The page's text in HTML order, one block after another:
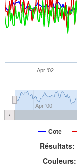
Cote
Apr '02
Apr '00
Résultats:
Couleurs: